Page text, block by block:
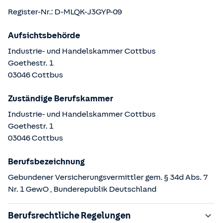
Register-Nr.: D-MLQK-J3GYP-09
Aufsichtsbehörde
Industrie- und Handelskammer Cottbus
Goethestr. 1
03046Cottbus
Zuständige Berufskammer
Industrie- und Handelskammer Cottbus
Goethestr. 1
03046Cottbus
Berufsbezeichnung
Gebundener Versicherungsvermittler gem. § 34d Abs. 7
Nr. 1 GewO , Bunderepublik Deutschland
Berufsrechtliche Regelungen